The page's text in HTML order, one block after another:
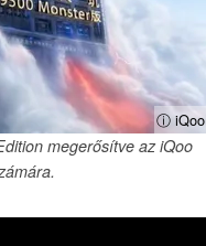
ⓘ iQoo
megerősítve az iQoo